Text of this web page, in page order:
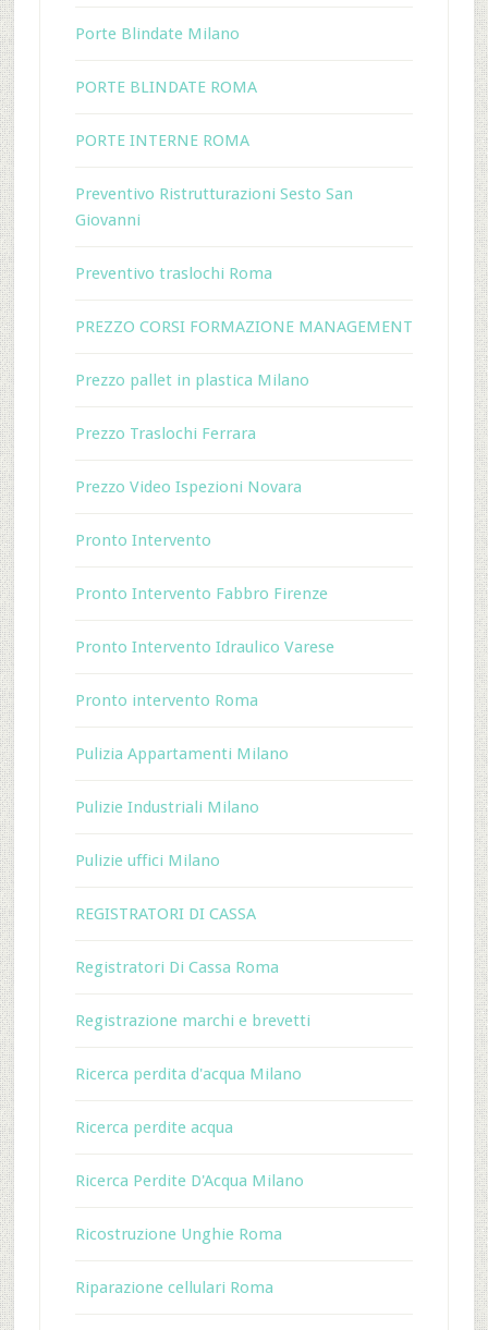
Porte Blindate Milano
PORTE BLINDATE ROMA
PORTE INTERNE ROMA
Preventivo Ristrutturazioni Sesto San
Giovanni
Preventivo traslochi Roma
PREZZO CORSI FORMAZIONE MANAGEMENT
Prezzo pallet in plastica Milano
Prezzo Traslochi Ferrara
Prezzo Video Ispezioni Novara
Pronto Intervento
Pronto Intervento Fabbro Firenze
Pronto Intervento Idraulico Varese
Pronto intervento Roma
Pulizia Appartamenti Milano
Pulizie Industriali Milano
Pulizie uffici Milano
REGISTRATORI DI CASSA
Registratori Di Cassa Roma
Registrazione marchi e brevetti
Ricerca perdita d'acqua Milano
Ricerca perdite acqua
Ricerca Perdite D'Acqua Milano
Ricostruzione Unghie Roma
Riparazione cellulari Roma